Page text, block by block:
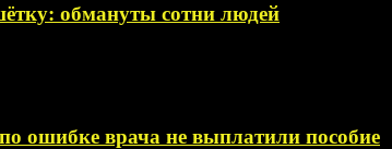
обмануты сотни людей
ошибке врача не выплатили пособие